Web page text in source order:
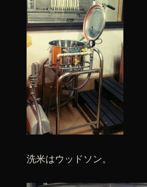
洗米はウッドソン。